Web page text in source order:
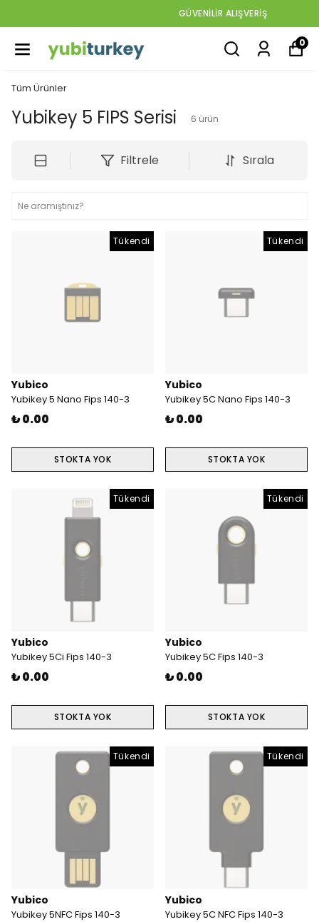
GÜVENİLİR ALIŞVERİŞ
0
Tüm Ürünler
Yubikey 5 FIPS Serisi 6 ürün
Filtrele Sırala
Tükendi
Yubico
Yubikey 5 Nano Fips 140-3
₺ 0.00
STOKTA YOK
Tükendi
Yubico
Yubikey 5C Nano Fips 140-3
₺ 0.00
STOKTA YOK
Tükendi
Yubico
Yubikey 5Ci Fips 140-3
₺ 0.00
STOKTA YOK
Tükendi
Yubico
Yubikey 5C Fips 140-3
₺ 0.00
STOKTA YOK
Tükendi
Yubico
Yubikey 5NFC Fips 140-3
Tükendi
Yubico
Yubikey 5C NFC Fips 140-3